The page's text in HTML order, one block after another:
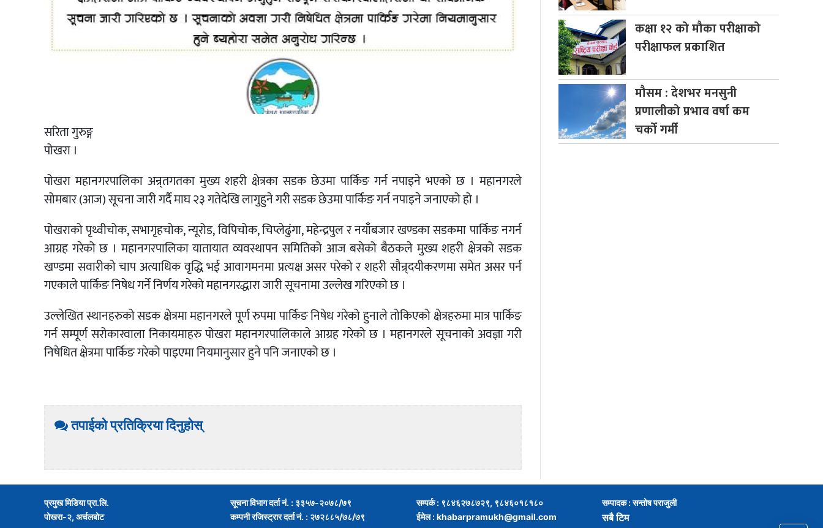
सरिता गुरुङ्ग
पोखरा ।
पोखरा महानगरपालिका अन्र्तगतका मुख्य शहरी क्षेत्रका सडक छेउमा पार्किङ गर्न नपाइने भएको छ । महानगरले
सोमबार (आज) सूचना जारी गर्दै माघ २३ गतेदेखि लागुहुने गरी सडक छेउमा पार्किङ गर्न नपाइने जनाएको हो ।
पोखराको पृथ्वीचोक, सभागृहचोक, न्यूरोड, विपिचोक, चिप्लेढुंगा, महेन्द्रपुल र नयाँबजार खण्डका सडकमा पार्किङ नगर्न
आग्रह गरेको छ । महानगरपालिका यातायात व्यवस्थापन समितिको आज बसेको बैठकले मुख्य शहरी क्षेत्रको सडक
खण्डमा सवारीको चाप अत्याधिक वृद्धि भई आवागमनमा प्रत्यक्ष असर परेको र शहरी सौन्र्दयीकरणमा समेत असर पर्न
गएकाले पार्किङ निषेध गर्ने निर्णय गरेको महानगरद्धारा जारी सूचनामा उल्लेख गरिएको छ ।
उल्लेखित स्थानहरुको सडक क्षेत्रमा महानगरले पूर्ण रुपमा पार्किङ निषेध गरेको हुनाले तोकिएको क्षेत्रहरुमा मात्र पार्किङ
गर्न सम्पूर्ण सरोकारवाला निकायमाहरु पोखरा महानगरपालिकाले आग्रह गरेको छ । महानगरले सूचनाको अवज्ञा गरी
निषेधित क्षेत्रमा पार्किङ गरेको पाइएमा नियमानुसार हुने पनि जनाएको छ ।
तपाईको प्रतिक्रिया दिनुहोस्
कक्षा१२ को मौका परीक्षाको
परीक्षाफल प्रकाशित
मौसम: देशभर मनसुनी
प्रणालीको प्रभाव वर्षा कम
चर्को गर्मी
प्रमुख मिडिया प्रा.लि.
पोखरा-२, अर्चलबोट
सूचना विभाग दर्ता नं. : ३३५७-२०७८/७९
कम्पनी रजिस्ट्रार दर्ता नं. : २७२८८५/७८/७९
सम्पर्क : ९८४६२७८७२९, ९८४६०१८१८०
ईमेल :khabarpramukh@gmail.com
सम्पादक : सन्तोष पराजुली
सबै टिम